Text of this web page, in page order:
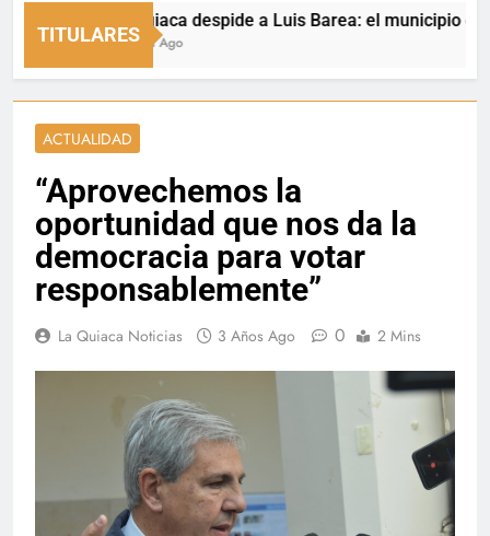
TITULARES
La Quiaca despide a Luis Barea: el municipio
5 Horas Ago
ACTUALIDAD
“Aprovechemos la
oportunidad que nos da la
democracia para votar
responsablemente”
La Quiaca Noticias 3 Años Ago 0 2 Mins